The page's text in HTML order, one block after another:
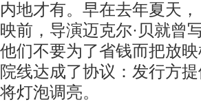
内地才有。早在去年夏天
映前，导演迈克尔·贝就曾
他们不要为了省钱而把放
院线达成了协议：发行方
将灯泡调亮。